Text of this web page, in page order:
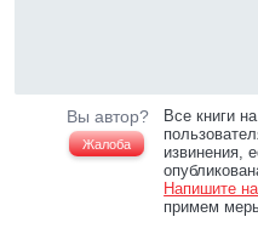
Вы автор?
Жалоба
Все книги
извинения,
Напишите
примем